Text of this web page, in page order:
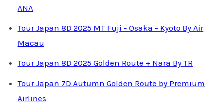
ANA
Tour Japan 8D 2025 MT Fuji - Osaka - Kyoto By Air
Macau
Tour Japan 8D 2025 Golden Route + Nara By TR
Tour Japan 7D Autumn Golden Route by Premium
Airlines